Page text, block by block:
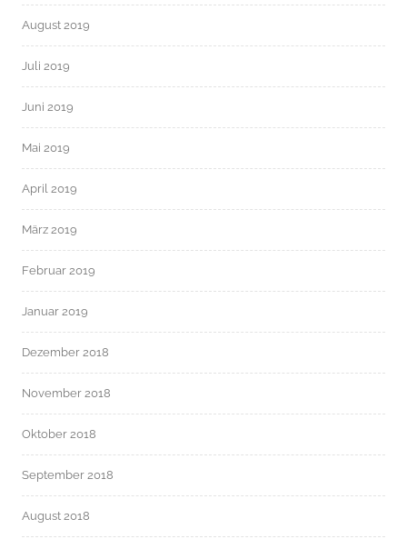
August 2019
Juli 2019
Juni 2019
Mai 2019
April 2019
März 2019
Februar 2019
Januar 2019
Dezember 2018
November 2018
Oktober 2018
September 2018
August 2018